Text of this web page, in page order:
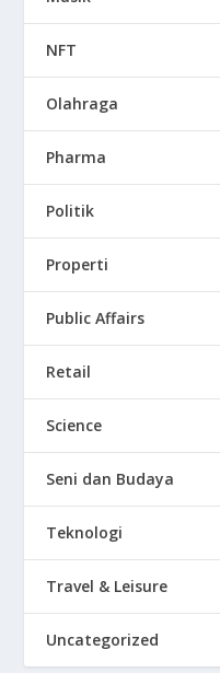
NFT
Olahraga
Pharma
Politik
Properti
Public Affairs
Retail
Science
Seni dan Budaya
Teknologi
Travel & Leisure
Uncategorized